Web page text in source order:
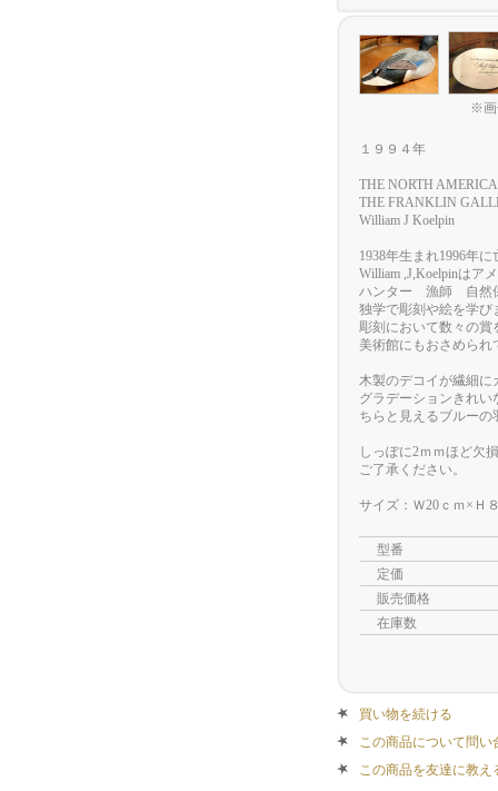
※画
１９９４年
THE NORTH
THE FRANKLIN
William J Koelpin
1938年生まれ1996年に
William ,J,Koelpinはア
ハンター 漁師 自然
独学で彫刻や絵を学び
彫刻において数々の賞
美術館にもおさめられ
木製のデコイが繊細に
グラデーションきれい
ちらと見えるブルーの
しっぽに2ｍｍほど欠
ご了承ください。
サイズ：Ｗ20ｃｍ×Ｈ
型番
定価
販売価格
在庫数
買い物を続ける
この商品について問い
この商品を友達に教え